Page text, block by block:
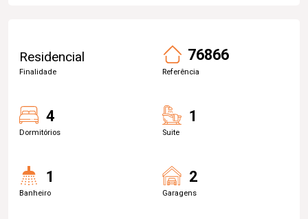
Residencial
Finalidade
76866
Referência
4
Dormitórios
1
Suite
1
Banheiro
2
Garagens